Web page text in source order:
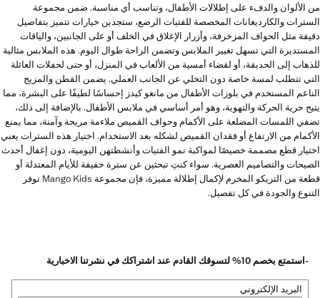
من الألوان والدفء على إطلالات الأطفال، وتناسب أي مناسبة. ضمن مجموعة
السترات والكارديغانات المخصصة للفتيات الرضع، ستجدين خيارات تتميز بتفاصيل
دقيقة مثل الحواف المزخرفة، وأزرار الإغلاق في الخلف أو على الجانبين، والياقات
المستديرة التي تسهل تغيير الملابس وتضمن الراحة طوال اليوم. هذه الملابس مثالية
للذهاب إلى الحديقة، أو لقضاء أمسية من الألعاب في المنزل، أو حتى لحفلات العائلة
التي تتطلب لمسة خاصة دون التخلي عن الجانب العملي. يضمن القطن والمزيج
الناعم المستخدم في بلوزات الأطفال من مانغو كيدز إحساسًا لطيفًا على البشرة، مما
يتيح حرية الحركة والتهوية، وهو أمر أساسي في ملابس الأطفال. بالإضافة إلى ذلك،
تضفي اللمسات المضلعة على الأكمام وحواف القميص ملاءمة مريحة وآمنة، مما يمنع
الأكمام من الارتفاع أو فقدان القميص لشكله بعد الاستخدام. اختيار هذه السترات يعني
اختيار قطع مصممة خصيصًا لمواكبة نمو الفتيات وأنشطتهن اليومية، دون إغفال أحدث
الصيحات والتصاميم العصرية. سواء كنتِ تبحثين عن سترة خفيفة للأيام المعتدلة أو
قطعة من التريكو المخرم لإكمال إطلالة مميزة، فإن مجموعة Mango Kids توفر
التنوع والجودة في كل تفصيل.
-استمتع بخصم 10% لتسوقك القادم عند اشتراكك في نشرتنا الاخبارية
البريد الإلكتروني